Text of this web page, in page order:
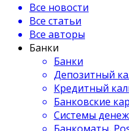
Все новости
Все статьи
Все авторы
Банки
Банки
Депозитный
Кредитный
Банковские
Системы